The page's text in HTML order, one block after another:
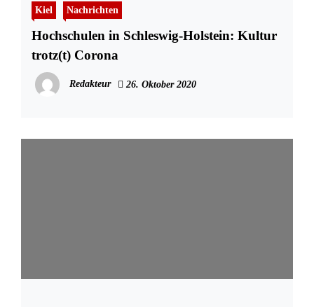
Kiel Nachrichten
Hochschulen in Schleswig-Holstein: Kultur
trotz(t) Corona
Redakteur 26. Oktober 2020